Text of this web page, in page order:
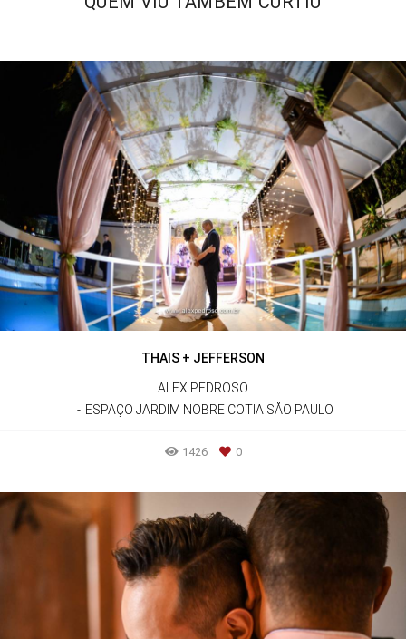
THAIS + JEFFERSON
ALEX PEDROSO
ESPAÇO JARDIM NOBRE COTIA SÅO PAULO
1426 0